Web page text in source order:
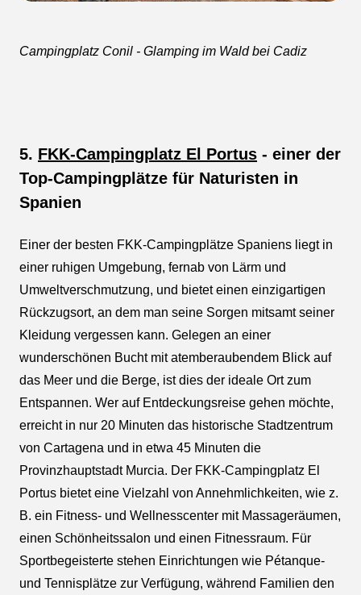
Campingplatz Conil - Glamping im Wald bei Cadiz
5. FKK-Campingplatz El Portus - einer der
Top-Campingplätze für Naturisten in
Spanien
Einer der besten FKK-Campingplätze Spaniens liegt in
einer ruhigen Umgebung, fernab von Lärm und
Umweltverschmutzung, und bietet einen einzigartigen
Rückzugsort, an dem man seine Sorgen mitsamt seiner
Kleidung vergessen kann. Gelegen an einer
wunderschönen Bucht mit atemberaubendem Blick auf
das Meer und die Berge, ist dies der ideale Ort zum
Entspannen. Wer auf Entdeckungsreise gehen möchte,
erreicht in nur 20 Minuten das historische Stadtzentrum
von Cartagena und in etwa 45 Minuten die
Provinzhauptstadt Murcia. Der FKK-Campingplatz El
Portus bietet eine Vielzahl von Annehmlichkeiten, wie z.
B. ein Fitness- und Wellnesscenter mit Massageräumen,
einen Schönheitssalon und einen Fitnessraum. Für
Sportbegeisterte stehen Einrichtungen wie Pétanque-
und Tennisplätze zur Verfügung, während Familien den